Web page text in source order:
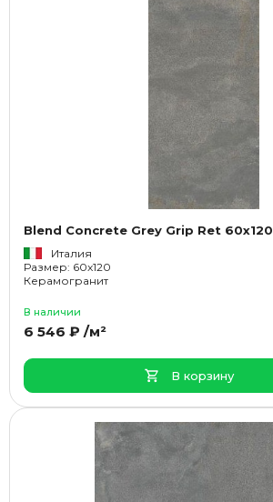
Blend Concrete Grey Grip Ret 60x120
Италия
Размер: 60x120
Керамогранит
В наличии
6 546 ₽ /м²
В корзину